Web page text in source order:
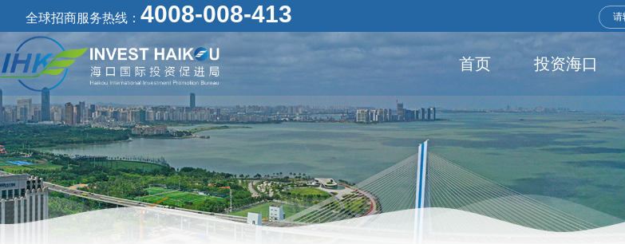
全球招商服务热线： 4008-008-413
首页 投资海口